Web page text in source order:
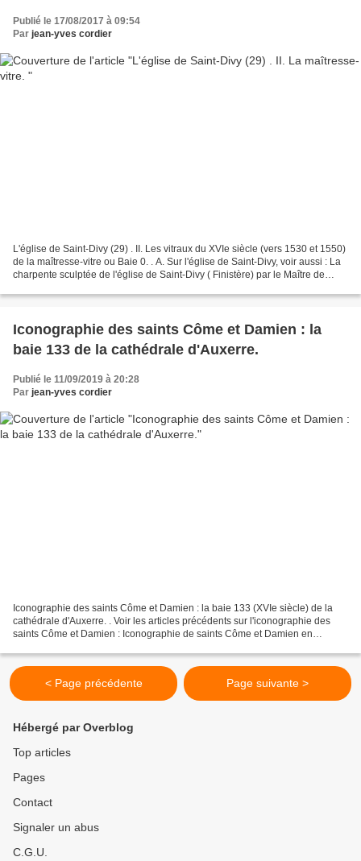
Publié le 17/08/2017 à 09:54
Par jean-yves cordier
L'église de Saint-Divy (29) . II. Les vitraux du XVIe siècle (vers 1530 et 1550)
de la maîtresse-vitre ou Baie 0. . A. Sur l'église de Saint-Divy, voir aussi : La
charpente sculptée de l'église de Saint-Divy ( Finistère) par le Maître de
Iconographie des saints Côme et Damien : la
baie 133 de la cathédrale d'Auxerre.
Publié le 11/09/2019 à 20:28
Par jean-yves cordier
Iconographie des saints Côme et Damien : la baie 133 (XVIe siècle) de la
cathédrale d'Auxerre. . Voir les articles précédents sur l'iconographie des
saints Côme et Damien : Iconographie de saints Côme et Damien en
< Page précédente Page suivante >
Hébergé par Overblog
Top articles
Pages
Contact
Signaler un abus
C.G.U.